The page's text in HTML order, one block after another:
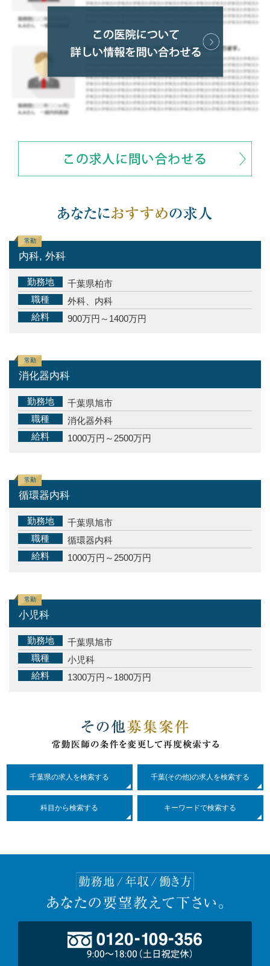
常勤
内科, 外科
勤務地
千葉県柏市
職種
外科、内科
給料
900万円～1400万円
常勤
消化器内科
勤務地
千葉県旭市
職種
消化器外科
給料
1000万円～2500万円
常勤
循環器内科
勤務地
千葉県旭市
職種
循環器内科
給料
1000万円～2500万円
常勤
小児科
勤務地
千葉県旭市
職種
小児科
給料
1300万円～1800万円
千葉県の求人を検索する 千葉(その他)の求人を検索する
科目 から検索する キーワードで検索する